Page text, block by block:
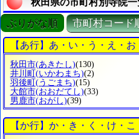
ぶりがな順 市町村コード
【あ行】あ・い・う・え・お
秋田市(あきたし)(130)
井川町(いかわまち)(2)
羽後町(うごまち)(15)
大館市(おおだてし)(33)
男鹿市(おがし)(39)
【か行】か・き・く・け・こ